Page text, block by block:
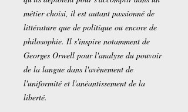
métier choisi, il est autant passionné de
littérature que de politique ou encore de
philosophie. Il s'inspire notamment de
Georges Orwell pour l'analyse du pouvoir
de la langue dans l'avènement de
l'uniformité et l'anéantissement de la
liberté.